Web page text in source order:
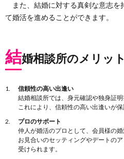
また、結婚に対する真剣な意志を
て婚活を進めることができます。
結婚相談所のメリット
信頼性の高い出逢い
結婚相談所では、身元確認や独身証明
これにより、信頼性の高い出逢いが保
プロのサポート
仲人が婚活のプロとして、会員様の婚
お見合いのセッティングやデートの
受けられます。